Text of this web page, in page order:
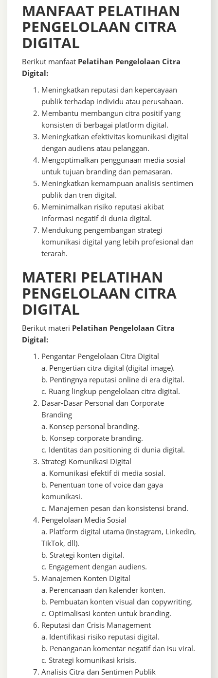
MANFAAT PELATIHAN
PENGELOLAAN CITRA
DIGITAL
Berikut manfaat Pelatihan Pengelolaan Citra
Digital:
Meningkatkan reputasi dan kepercayaan
publik terhadap individu atau perusahaan.
Membantu membangun citra positif yang
konsisten di berbagai platform digital.
Meningkatkan efektivitas komunikasi digital
dengan audiens atau pelanggan.
Mengoptimalkan penggunaan media sosial
untuk tujuan branding dan pemasaran.
Meningkatkan kemampuan analisis sentimen
publik dan tren digital.
Meminimalkan risiko reputasi akibat
informasi negatif di dunia digital.
Mendukung pengembangan strategi
komunikasi digital yang lebih profesional dan
terarah.
MATERI PELATIHAN
PENGELOLAAN CITRA
DIGITAL
Berikut materi Pelatihan Pengelolaan Citra
Digital:
Pengantar Pengelolaan Citra Digital
a. Pengertian citra digital (digital image).
b. Pentingnya reputasi online di era digital.
c. Ruang lingkup pengelolaan citra digital.
Dasar-Dasar Personal dan Corporate
Branding
a. Konsep personal branding.
b. Konsep corporate branding.
c. Identitas dan positioning di dunia digital.
Strategi Komunikasi Digital
a. Komunikasi efektif di media sosial.
b. Penentuan tone of voice dan gaya
komunikasi.
c. Manajemen pesan dan konsistensi brand.
Pengelolaan Media Sosial
a. Platform digital utama (Instagram, LinkedIn,
TikTok, dll).
b. Strategi konten digital.
c. Engagement dengan audiens.
Manajemen Konten Digital
a. Perencanaan dan kalender konten.
b. Pembuatan konten visual dan copywriting.
c. Optimalisasi konten untuk branding.
Reputasi dan Crisis Management
a. Identifikasi risiko reputasi digital.
b. Penanganan komentar negatif dan isu viral.
c. Strategi komunikasi krisis.
Analisis Citra dan Sentimen Publik